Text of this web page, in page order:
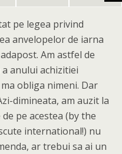
pe legea privind
anvelopelor de iarna
Am astfel de
anului achizitiei
obliga nimeni. Dar
dimineata, am auzit la
pe acestea (by the
international!) nu
ar trebui sa ai un